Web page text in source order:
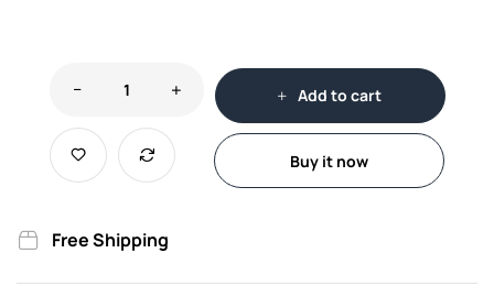
Add to cart
Buy it now
Free Shipping